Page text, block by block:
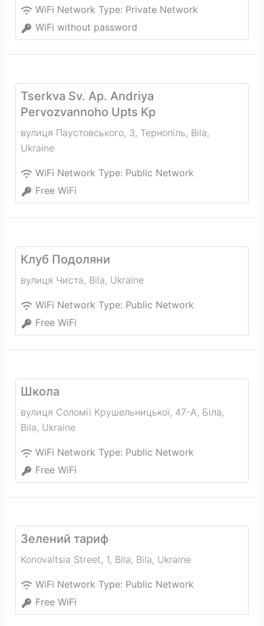
WiFi Network Type: Private Network
WiFi without password
Tserkva Sv. Ap. Andriya
Pervozvannoho Upts Kp
вулиця Паустовського, 3, Тернопіль, Bila,
Ukraine
WiFi Network Type: Public Network
Free WiFi
Клуб Подоляни
вулиця Чиста, Bila, Ukraine
WiFi Network Type: Public Network
Free WiFi
Школа
вулиця Соломії Крушельницької, 47-А, Біла,
Bila, Ukraine
WiFi Network Type: Public Network
Free WiFi
Зелений тариф
Konovaltsia Street, 1, Bila, Bila, Ukraine
WiFi Network Type: Public Network
Free WiFi